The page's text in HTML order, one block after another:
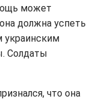
может
должна успеть
украинским
Солдаты
что она